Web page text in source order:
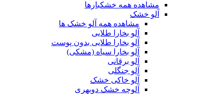
مشاهده همه خشکبارها
آلو خشک
مشاهده همه آلو خشک ها
آلو بخارا طلایی
آلو بخارا طلایی بدون پوست
آلو بخارا سیاه (مشکی)
آلو برقانی
آلو جنگلی
آلو خاکی خشک
آلوچه خشک دوبهری